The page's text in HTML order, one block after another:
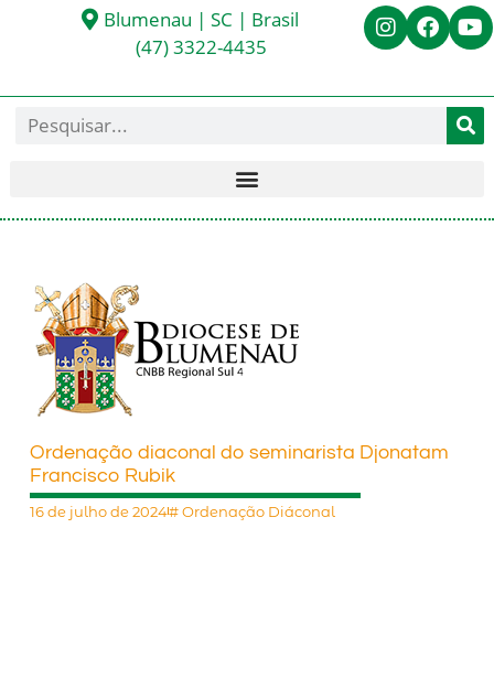
Blumenau | SC | Brasil
(47) 3322-4435
Ordenação diaconal do seminarista Djonatam
Francisco Rubik
16 de julho de 2024#Ordenação Diáconal